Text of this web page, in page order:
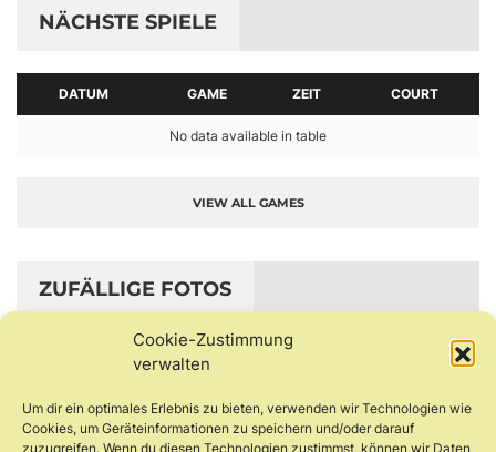
Cookie-Zustimmung
verwalten
Um dir ein optimales Erlebnis zu bieten, verwenden wir Technologien wie
Cookies, um Geräteinformationen zu speichern und/oder darauf
zuzugreifen. Wenn du diesen Technologien zustimmst, können wir Daten
NÄCHSTE SPIELE
DATUM GAME ZEIT COURT
No data available in table
VIEW ALL GAMES
ZUFÄLLIGE FOTOS